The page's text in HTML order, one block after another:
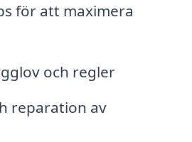
för att maximera
och regler
reparation av